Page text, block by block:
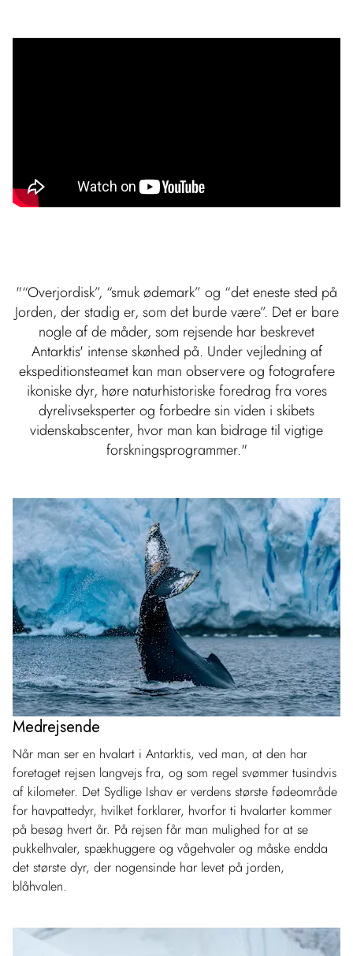
"“Overjordisk”, “smuk ødemark” og “det eneste sted på
Jorden, der stadig er, som det burde være”. Det er bare
nogle af de måder, som rejsende har beskrevet
Antarktis' intense skønhed på. Under vejledning af
ekspeditionsteamet kan man observere og fotografere
ikoniske dyr, høre naturhistoriske foredrag fra vores
dyrelivseksperter og forbedre sin viden i skibets
videnskabscenter, hvor man kan bidrage til vigtige
forskningsprogrammer."
Medrejsende
Når man ser en hvalart i Antarktis, ved man, at den har
foretaget rejsen langvejs fra, og som regel svømmer tusindvis
af kilometer. Det Sydlige Ishav er verdens største fødeområde
for havpattedyr, hvilket forklarer, hvorfor ti hvalarter kommer
på besøg hvert år. På rejsen får man mulighed for at se
pukkelhvaler, spækhuggere og vågehvaler og måske endda
det største dyr, der nogensinde har levet på jorden,
blåhvalen.